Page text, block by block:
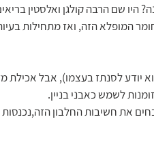
שם הרבה קולגן ואלסטין
המופלא הזה, ואז מתחילות
יודע לסנתז בעצמו), אבל אכילת
לשמש כאבני בניין.
את חשיבות החלבון הזה,נכנסות